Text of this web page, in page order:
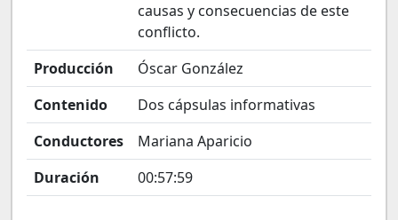
causas y consecuencias de este
conflicto.
Producción
Óscar González
Contenido
Dos cápsulas informativas
Conductores
Mariana Aparicio
Duración
00:57:59